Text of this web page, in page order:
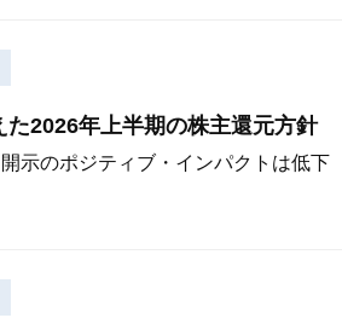
2026年上半期の株主還元方針
示のポジティブ・インパクトは低下